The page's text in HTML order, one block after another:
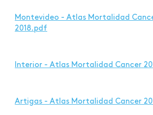
Montevideo - Atlas Mortalidad
2018.pdf
Interior - Atlas Mortalidad Cancer
Artigas - Atlas Mortalidad Cancer